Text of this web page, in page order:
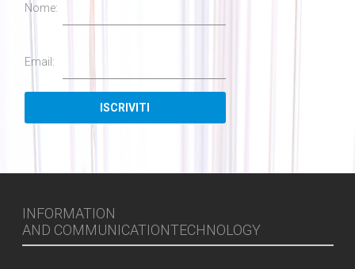
Nome:
Email:
INFORMATION
AND COMMUNICATIONTECHNOLOGY